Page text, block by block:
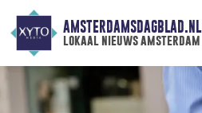
AMSTERDAMSDAGBLAD.NL
lokaal nieuws amsterdam